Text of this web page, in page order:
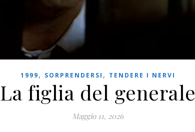
1999, SORPRENDERSI , TENDERE I NERVI
La figlia del generale
Maggio 11, 2026